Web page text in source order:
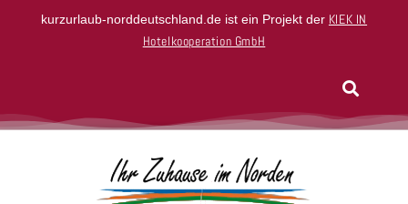
kurzurlaub-norddeutschland.de ist ein Projekt der KIEK IN
Hotelkooperation GmbH